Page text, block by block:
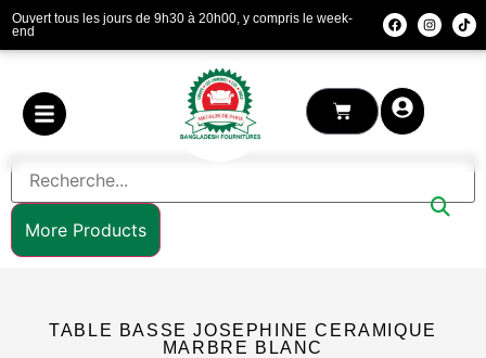
Ouvert tous les jours de 9h30 à 20h00, y compris le week-
end
More Products
TABLE BASSE JOSEPHINE CERAMIQUE
MARBRE BLANC